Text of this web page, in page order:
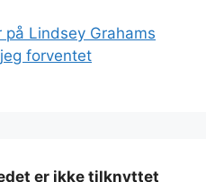
Lindsey Grahams
forventet
er ikke tilknyttet